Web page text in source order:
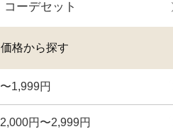
コーデセット
価格から探す
〜1,999円
2,000円〜2,999円